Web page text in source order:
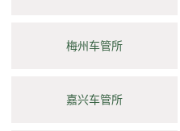
梅州车管所
嘉兴车管所